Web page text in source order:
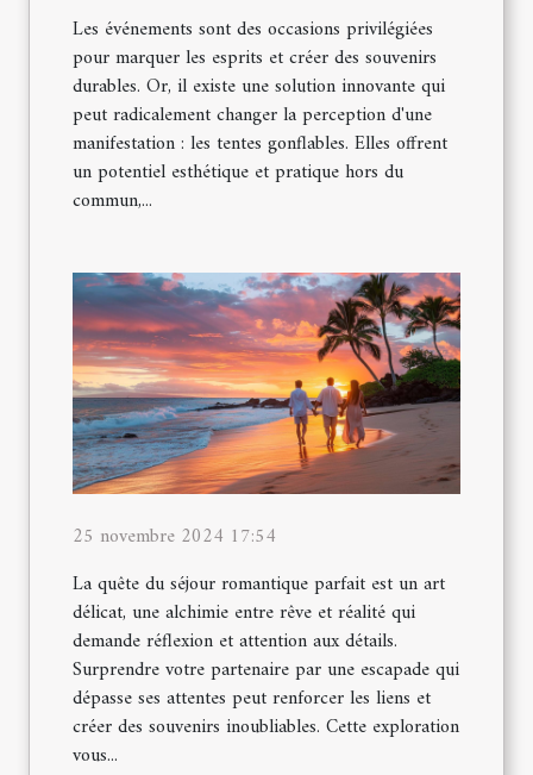
Les événements sont des occasions privilégiées
pour marquer les esprits et créer des souvenirs
durables. Or, il existe une solution innovante qui
peut radicalement changer la perception d'une
manifestation : les tentes gonflables. Elles offrent
un potentiel esthétique et pratique hors du
commun,...
25 novembre 2024 17:54
La quête du séjour romantique parfait est un art
délicat, une alchimie entre rêve et réalité qui
demande réflexion et attention aux détails.
Surprendre votre partenaire par une escapade qui
dépasse ses attentes peut renforcer les liens et
créer des souvenirs inoubliables. Cette exploration
vous...